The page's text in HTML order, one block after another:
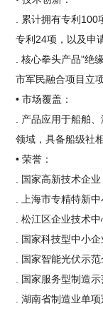
. 累计拥有专利100
专利24项，以及申
. 核心拳头产品"绝
市军民融合项目立
• 市场覆盖：
. 产品应用于船舶
领域，具备船级社
• 荣誉：
. 国家高新技术企业
. 上海市专精特新中
. 松江区企业技术中
. 国家科技型中小企
. 国家智能光伏示范
. 国家服务型制造示
. 湖南省制造业单项